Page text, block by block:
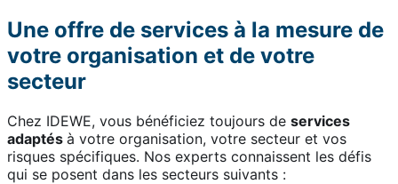
Une offre de services à la mesure de
votre organisation et de votre
secteur
Chez IDEWE, vous bénéficiez toujours de services
adaptés à votre organisation, votre secteur et vos
risques spécifiques. Nos experts connaissent les défis
qui se posent dans les secteurs suivants :